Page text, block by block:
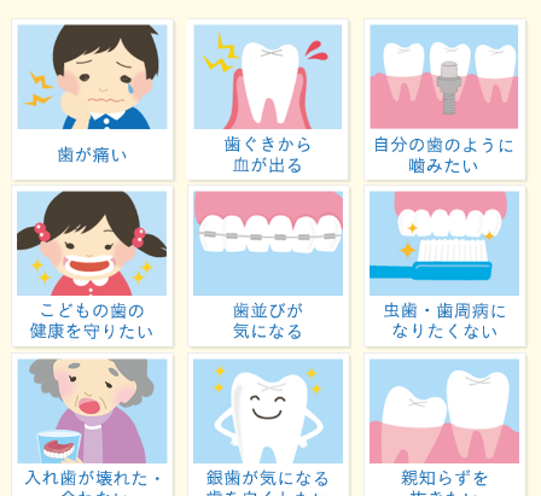
歯が痛い 歯ぐきから血が出る
子どもの歯の健康を守りたい歯並びが気になる